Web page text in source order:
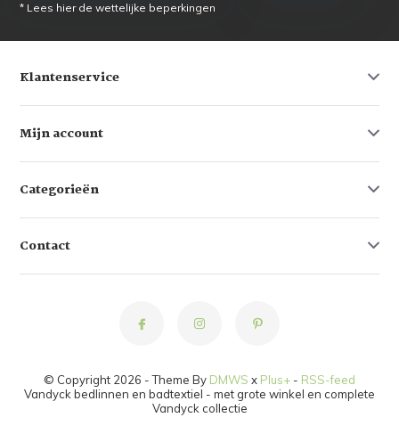
* Lees hier de wettelijke beperkingen
Klantenservice
Mijn account
Categorieën
Contact
© Copyright 2026 - Theme By DMWS x Plus+ - RSS-feed
Vandyck bedlinnen en badtextiel - met grote winkel en complete
Vandyck collectie